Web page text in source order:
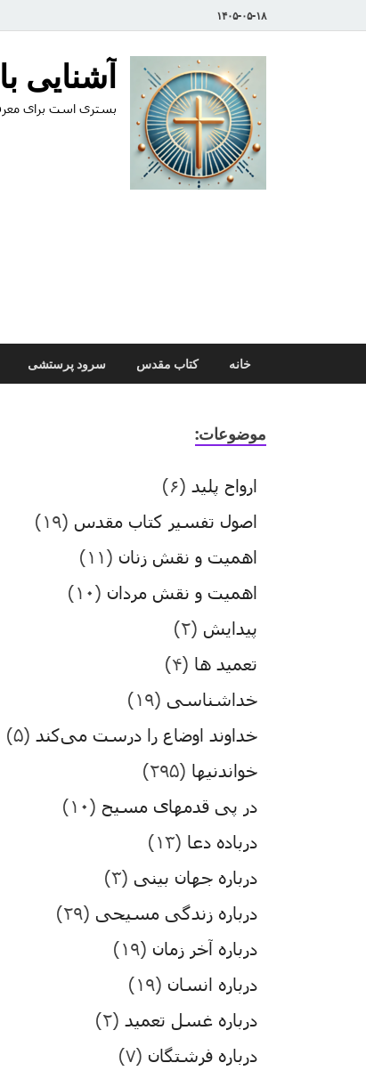
۱۴۰۵-۰۵-۱۸
آشنایی
بستری است برای
خانه کتاب مقدس سرود پرستشی
موضوعات:
ارواح پلید (۶)
اصول تفسیر کتاب مقدس (۱۹)
اهمیت و نقش زنان (۱۱)
اهمیت و نقش مردان (۱۰)
پیدایش (۲)
تعمید ها (۴)
خداشناسی (۱۹)
خداوند اوضاع را درست می‌کند (۵)
خواندنیها (۲۹۵)
در پی قدمهای مسیح (۱۰)
درباده دعا (۱۳)
درباره جهان بینی (۳)
درباره زندگی مسیحی (۲۹)
درباره آخر زمان (۱۹)
درباره انسان (۱۹)
درباره غسل تعمید (۲)
درباره فرشتگان (۷)